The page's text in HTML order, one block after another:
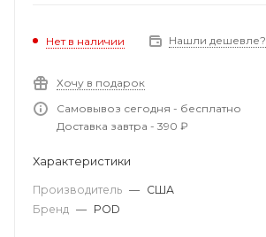
Нет в наличии Нашли дешевле?
Хочу в подарок
Самовывоз сегодня - бесплатно
Доставка завтра - 390 ₽
Характеристики
Производитель — США
Бренд — POD